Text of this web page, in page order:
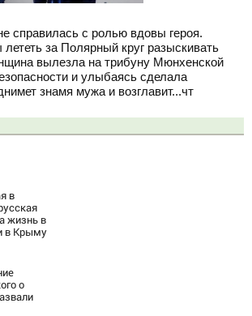
справилась с ролью вдовы героя.
лететь за Полярный круг разыскивать
вылезла на трибуну Мюнхенской
и улыбаясь сделала
знамя мужа и возглавит...чт
в
жизнь в
в Крыму
о